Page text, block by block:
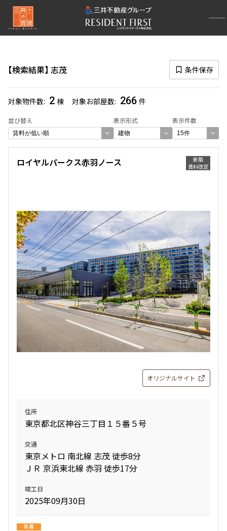
検索結果 志茂 条件保存
対象物件数 2 棟 対象お部屋数 266 件
並び替え 表示形式 表示件数
再検索ナビゲーション
選択中の路線
南北線
(636)
選択中の駅
(266)
選び方を変更する
検索対象お部屋数
266件
お部屋を再検索
検索結果の絞り込み
管理費/共益費含む
礼金なし
敷金なし
礼金１ヶ月以下
フリーレント付き
1R〜1K
2LDK
3LDK
4LDK〜
新築
賃料改定
ロイヤルパークス赤羽ノース
オリジナルサイト
住所
東京都北区神谷三丁目１５番５号
交通
東京メトロ 南北線 志茂 徒歩8分
ＪＲ 京浜東北線 赤羽 徒歩17分
竣工日
2025年09月30日
新着